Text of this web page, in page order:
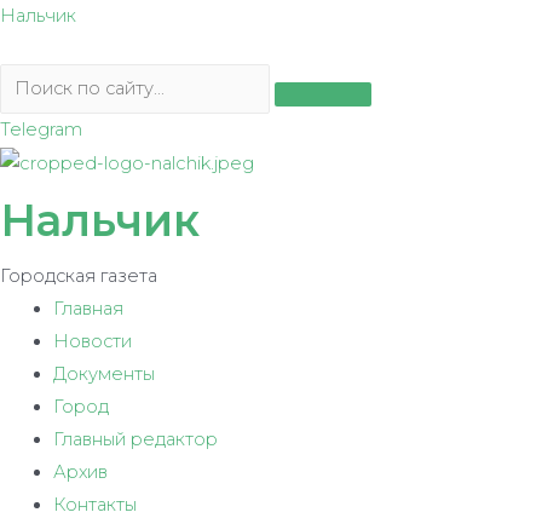
Перейти
содержимому
Нальчик
Telegram
Нальчик
Городская газета
Главная
Новости
Документы
Город
Главный редактор
Архив
Контакты